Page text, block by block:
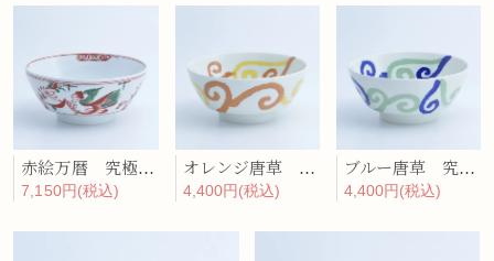
赤絵万暦 究極のラーメン鉢
7,150円(税込)
オレンジ唐草 究極のラーメン鉢
4,400円(税込)
ブルー唐草 究極のラーメン鉢
4,400円(税込)